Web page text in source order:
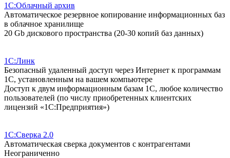
1С:Облачный архив
Автоматическое резервное копирование информационных баз
в облачное хранилище
20 Gb дискового пространства (20-30 копий баз данных)
1С:Линк
Безопасный удаленный доступ через Интернет к программам
1С, установленным на вашем компьютере
Доступ к двум информационным базам 1С, любое количество
пользователей (по числу приобретенных клиентских
лицензий «1С:Предприятия»)
1С:Сверка 2.0
Автоматическая сверка документов с контрагентами
Неограниченно